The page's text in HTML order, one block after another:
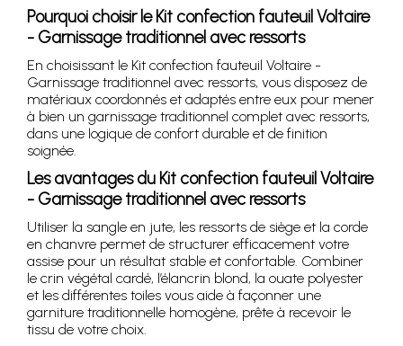
Pourquoi choisir le Kit confection fauteuil Voltaire
- Garnissage traditionnel avec ressorts
En choisissant le Kit confection fauteuil Voltaire -
Garnissage traditionnel avec ressorts, vous disposez de
matériaux coordonnés et adaptés entre eux pour mener
à bien un garnissage traditionnel complet avec ressorts,
dans une logique de confort durable et de finition
soignée.
Les avantages du Kit confection fauteuil Voltaire
- Garnissage traditionnel avec ressorts
Utiliser la sangle en jute, les ressorts de siège et la corde
en chanvre permet de structurer efficacement votre
assise pour un résultat stable et confortable. Combiner
le crin végétal cardé, l’élancrin blond, la ouate polyester
et les différentes toiles vous aide à façonner une
garniture traditionnelle homogène, prête à recevoir le
tissu de votre choix.